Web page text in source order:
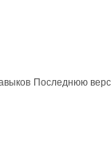
Последнюю